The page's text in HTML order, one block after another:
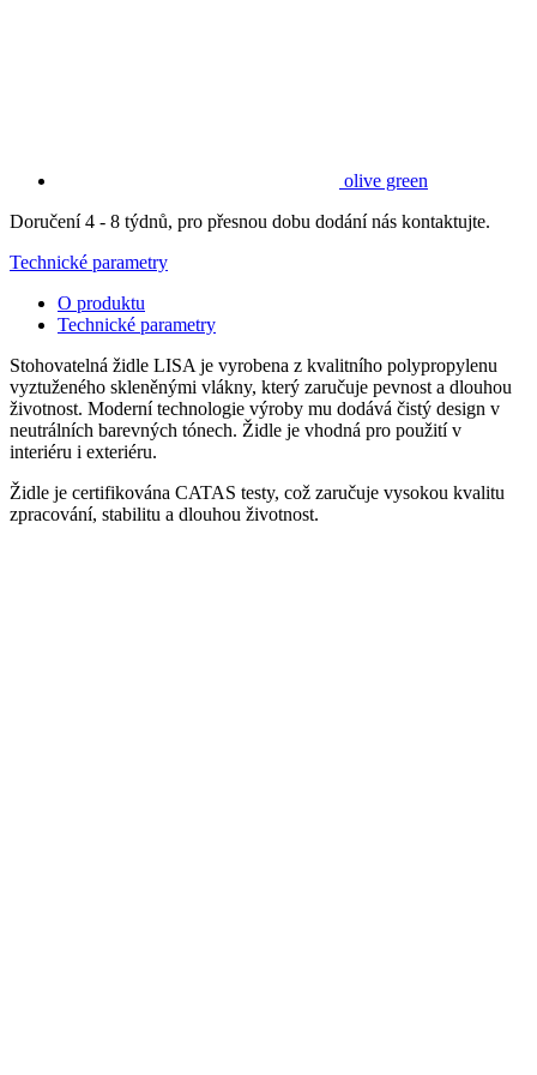
olive green
Doručení 4 - 8 týdnů, pro přesnou dobu dodání nás kontaktujte.
Technické parametry
O produktu
Technické parametry
Stohovatelná židle LISA je vyrobena z kvalitního polypropylenu
vyztuženého skleněnými vlákny, který zaručuje pevnost a dlouhou
životnost. Moderní technologie výroby mu dodává čistý design v
neutrálních barevných tónech. Židle je vhodná pro použití v
interiéru i exteriéru.
Židle je certifikována CATAS testy, což zaručuje vysokou kvalitu
zpracování, stabilitu a dlouhou životnost.